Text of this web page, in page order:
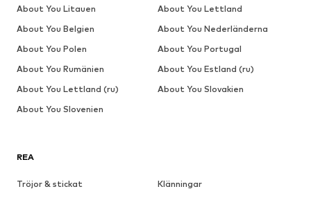
REA
Tröjor & stickat
Klänningar
About You Litauen
About You Lettland
About You Belgien
About You Nederländerna
About You Polen
About You Portugal
About You Rumänien
About You Estland (ru)
About You Lettland (ru)
About You Slovakien
About You Slovenien